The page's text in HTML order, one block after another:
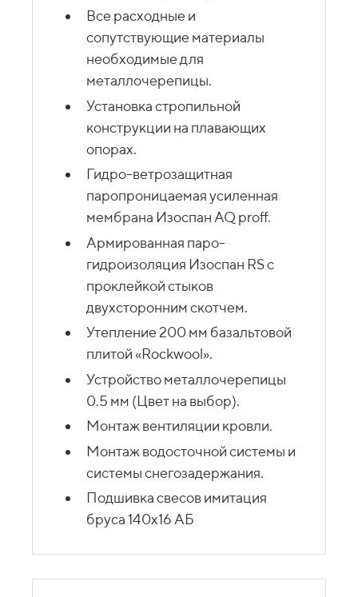
Все расходные и
сопутствующие материалы
необходимые для
металлочерепицы.
Установка стропильной
конструкции на плавающих
опорах.
Гидро-ветрозащитная
паропроницаемая усиленная
мембрана Изоспан AQ proff.
Армированная паро-
гидроизоляция Изоспан RS с
проклейкой стыков
двухсторонним скотчем.
Утепление 200 мм базальтовой
плитой «Rockwool».
Устройство металлочерепицы
0.5 мм (Цвет на выбор).
Монтаж вентиляции кровли.
Монтаж водосточной системы и
системы снегозадержания.
Подшивка свесов имитация
бруса 140х16 АБ